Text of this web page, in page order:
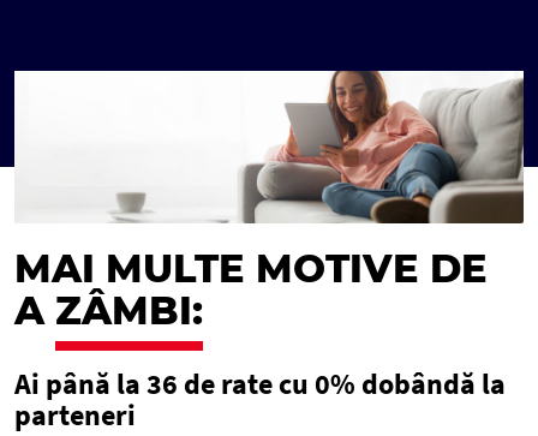
MAI MULTE MOTIVE DE
A ZÂMBI:
Ai până la 36 de rate cu 0% dobândă la
parteneri